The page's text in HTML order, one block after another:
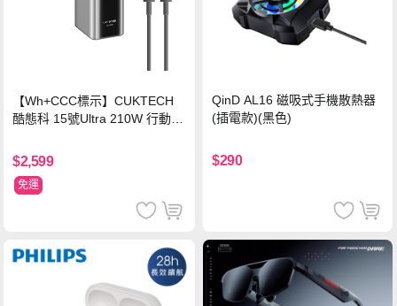
【Wh+CCC標示】CUKTECH
酷態科 15號Ultra 210W 行動電
$2,599
免運
QinD AL16 磁吸式手機散熱器
(插電款)(黑色)
$290